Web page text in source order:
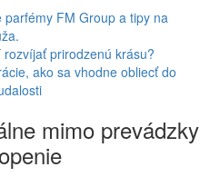
parfémy FM Group a tipy na
prirodzenú krásu?
ako sa vhodne obliecť do
mimo prevádzky